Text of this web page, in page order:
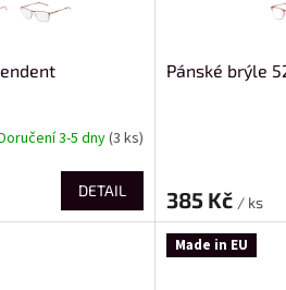
3-5 dny(3 ks)
DETAIL
Pánské brýle
385 Kč / ks
Made in EU